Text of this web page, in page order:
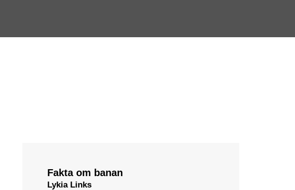
Fakta om banan
Lykia Links